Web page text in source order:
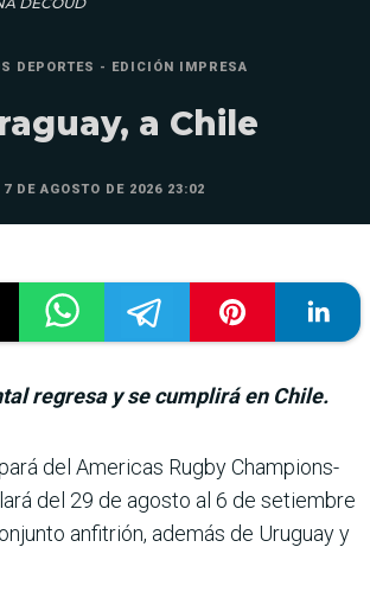
DEPORTES - EDICIÓN IMPRESA
a Chile
7 DE AGOSTO DE 2026 23:02
regresa y se cumplirá en Chile.
del Americas Rugby Champions­
del 29 de agosto al 6 de setiembre
anfi­trión, además de Uruguay y